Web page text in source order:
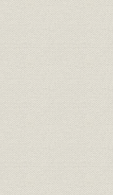
接続試験の成績
戦後の労働組合の組織状況
食糧を求めて
2・1ゼネスト